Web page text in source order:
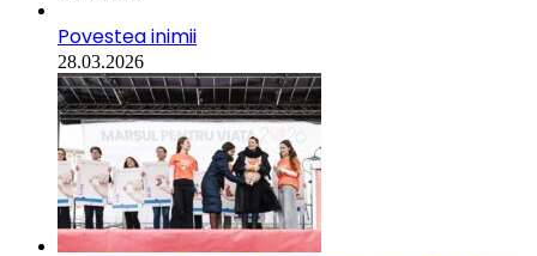
Povestea inimii
28.03.2026